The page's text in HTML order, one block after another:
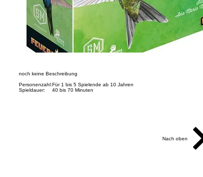
noch keine Beschreibung
Personenzahl:Für 1 bis 5 Spielende ab 10 Jahren
Spieldauer:
40 bis 70 Minuten
Nach oben